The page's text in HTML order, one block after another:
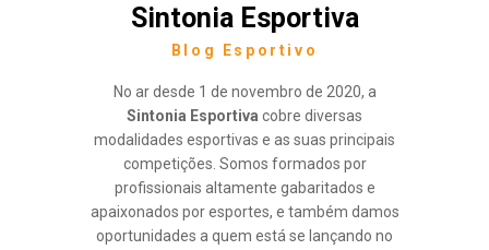
Sintonia Esportiva
Blog Esportivo
No ar desde 1 de novembro de 2020, a
Sintonia Esportiva cobre diversas
modalidades esportivas e as suas principais
competições. Somos formados por
profissionais altamente gabaritados e
apaixonados por esportes, e também damos
oportunidades a quem está se lançando no